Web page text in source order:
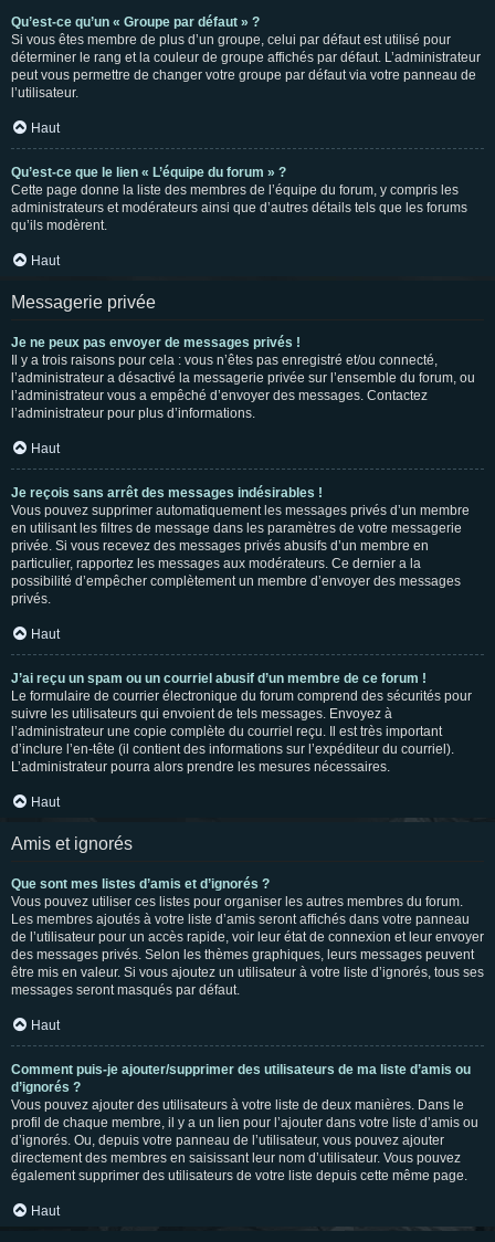
Qu’est-ce qu’un « Groupe par défaut » ?
Si vous êtes membre de plus d’un groupe, celui par défaut est utilisé pour
déterminer le rang et la couleur de groupe affichés par défaut. L’administrateur
peut vous permettre de changer votre groupe par défaut via votre panneau de
l’utilisateur.
Haut
Qu’est-ce que le lien « L’équipe du forum » ?
Cette page donne la liste des membres de l’équipe du forum, y compris les
administrateurs et modérateurs ainsi que d’autres détails tels que les forums
qu’ils modèrent.
Haut
Messagerie privée
Je ne peux pas envoyer de messages privés !
Il y a trois raisons pour cela : vous n’êtes pas enregistré et/ou connecté,
l’administrateur a désactivé la messagerie privée sur l’ensemble du forum, ou
l’administrateur vous a empêché d’envoyer des messages. Contactez
l’administrateur pour plus d’informations.
Haut
Je reçois sans arrêt des messages indésirables !
Vous pouvez supprimer automatiquement les messages privés d’un membre
en utilisant les filtres de message dans les paramètres de votre messagerie
privée. Si vous recevez des messages privés abusifs d’un membre en
particulier, rapportez les messages aux modérateurs. Ce dernier a la
possibilité d’empêcher complètement un membre d’envoyer des messages
privés.
Haut
J’ai reçu un spam ou un courriel abusif d’un membre de ce forum !
Le formulaire de courrier électronique du forum comprend des sécurités pour
suivre les utilisateurs qui envoient de tels messages. Envoyez à
l’administrateur une copie complète du courriel reçu. Il est très important
d’inclure l’en-tête (il contient des informations sur l’expéditeur du courriel).
L’administrateur pourra alors prendre les mesures nécessaires.
Haut
Amis et ignorés
Que sont mes listes d’amis et d’ignorés ?
Vous pouvez utiliser ces listes pour organiser les autres membres du forum.
Les membres ajoutés à votre liste d’amis seront affichés dans votre panneau
de l’utilisateur pour un accès rapide, voir leur état de connexion et leur envoyer
des messages privés. Selon les thèmes graphiques, leurs messages peuvent
être mis en valeur. Si vous ajoutez un utilisateur à votre liste d’ignorés, tous ses
messages seront masqués par défaut.
Haut
Comment puis-je ajouter/supprimer des utilisateurs de ma liste d’amis ou
d’ignorés ?
Vous pouvez ajouter des utilisateurs à votre liste de deux manières. Dans le
profil de chaque membre, il y a un lien pour l’ajouter dans votre liste d’amis ou
d’ignorés. Ou, depuis votre panneau de l’utilisateur, vous pouvez ajouter
directement des membres en saisissant leur nom d’utilisateur. Vous pouvez
également supprimer des utilisateurs de votre liste depuis cette même page.
Haut